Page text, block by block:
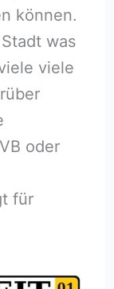
können.
was
viele
oder
für